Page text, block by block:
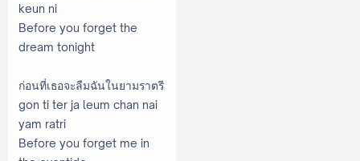
keun ni
Before you forget the
dream tonight
ก่อนที่เธอจะลืมฉันในยามราตรี
gon ti ter ja leum chan nai
yam ratri
Before you forget me in